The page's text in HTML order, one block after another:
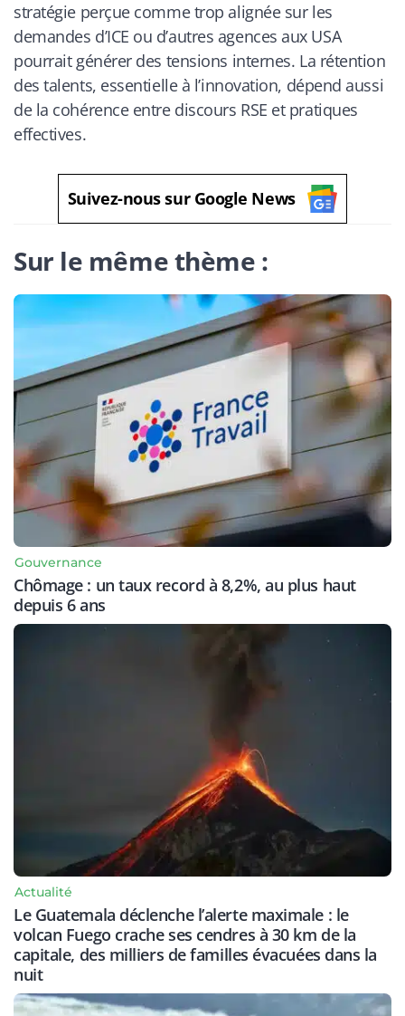
stratégie perçue comme trop alignée sur les
demandes d’ICE ou d’autres agences aux USA
pourrait générer des tensions internes. La rétention
des talents, essentielle à l’innovation, dépend aussi
de la cohérence entre discours RSE et pratiques
effectives.
Suivez-nous sur Google News
Sur le même thème :
Gouvernance
Chômage : un taux record à 8,2%, au plus haut
depuis 6 ans
Actualité
Le Guatemala déclenche l’alerte maximale : le
volcan Fuego crache ses cendres à 30 km de la
capitale, des milliers de familles évacuées dans la
nuit